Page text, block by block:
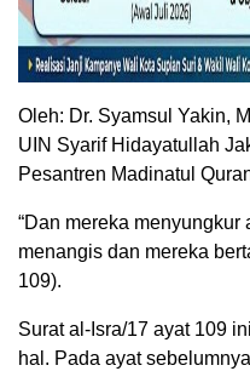
Oleh: Dr. Syamsul Yakin,
UIN Syarif Hidayatullah
Pesantren Madinatul
“Dan mereka menyungkur
menangis dan mereka
109).
Surat al-Isra/17 ayat 109
hal. Pada ayat